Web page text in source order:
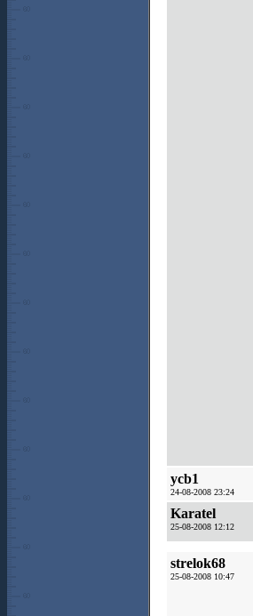
ycb1
24-08-2008 23:24
Karatel
25-08-2008 12:12
strelok68
25-08-2008 10:47